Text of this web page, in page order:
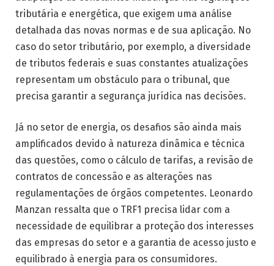
tributária e energética, que exigem uma análise
detalhada das novas normas e de sua aplicação. No
caso do setor tributário, por exemplo, a diversidade
de tributos federais e suas constantes atualizações
representam um obstáculo para o tribunal, que
precisa garantir a segurança jurídica nas decisões.
Já no setor de energia, os desafios são ainda mais
amplificados devido à natureza dinâmica e técnica
das questões, como o cálculo de tarifas, a revisão de
contratos de concessão e as alterações nas
regulamentações de órgãos competentes. Leonardo
Manzan ressalta que o TRF1 precisa lidar com a
necessidade de equilibrar a proteção dos interesses
das empresas do setor e a garantia de acesso justo e
equilibrado à energia para os consumidores.